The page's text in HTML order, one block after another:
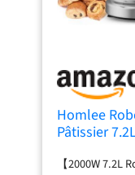
Homlee
Pâtissier
【2000W 7.2L